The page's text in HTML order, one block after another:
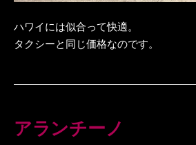
ハワイには似合って快適。
タクシーと同じ価格なのです。
アランチーノ